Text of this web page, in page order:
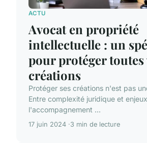
ACTU
Avocat en propriété
intellectuelle : un
pour protéger toutes
créations
Protéger ses créations n'est pas
Entre complexité juridique et
l'accompagnement ...
17 juin 2024 3 min de lecture